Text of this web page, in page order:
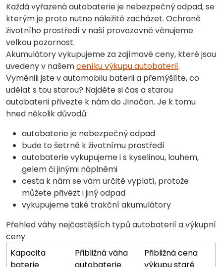
Každá vyřazená autobaterie je nebezpečný odpad, se
kterým je proto nutno náležitě zacházet. Ochraně
životního prostředí v naší provozovně věnujeme
velkou pozornost.
Akumulátory vykupujeme za zajímavé ceny, které jsou
uvedeny v našemceníku výkupu autobaterií.
Vyměnili jste v automobilu baterii a přemýšlíte, co
udělat s tou starou? Najděte si čas a starou
autobaterii přivezte k nám do Jinočan. Je k tomu
hned několik důvodů:
autobaterie je nebezpečný odpad
bude to šetrné k životnímu prostředí
autobaterie vykupujeme i s kyselinou, louhem,
gelem či jinými náplněmi
cesta k nám se vám určitě vyplatí, protože
můžete přivézt i jiný odpad
vykupujeme také trakční akumulátory
Přehled váhy nejčastějších typů autobaterií a výkupní
ceny
Kapacita
baterie
Přibližná váha
autobaterie
Přibližná cena
výkupu staré